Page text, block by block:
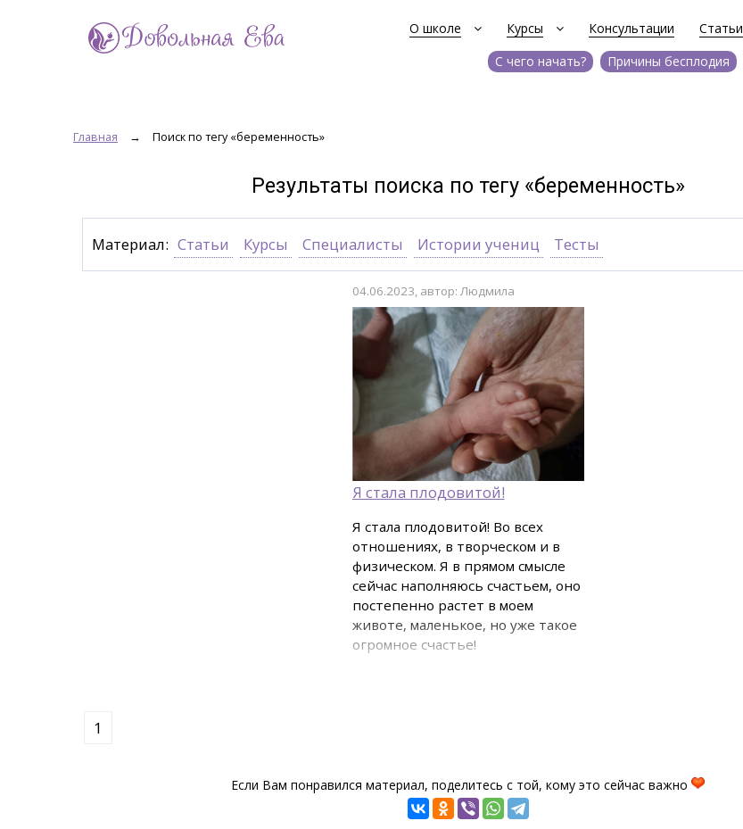
О школе Курсы Консультации Статьи
С чего начать?
Причины бесплодия
Главная → Поиск по тегу «беременность»
Результаты поиска по тегу «беременность»
Материал: Статьи Курсы Специалисты Истории учениц Тесты
04.06.2023, автор: Людмила
Я стала плодовитой!
Я стала плодовитой! Во всех
отношениях, в творческом и в
физическом. Я в прямом смысле
сейчас наполняюсь счастьем, оно
постепенно растет в моем
животе, маленькое, но уже такое
огромное счастье!
1
Если Вам понравился материал, поделитесь с той, кому это сейчас важно